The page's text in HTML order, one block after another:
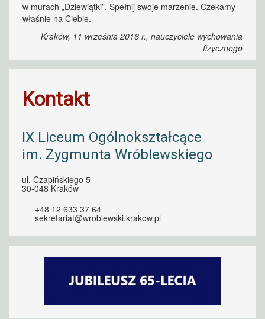
w murach „Dziewiątki”. Spełnij swoje marzenie. Czekamy
właśnie na Ciebie.
Kraków, 11 września 2016 r., nauczyciele wychowania
fizycznego
Kontakt
IX Liceum Ogólnokształcące
im. Zygmunta Wróblewskiego
ul. Czapińskiego 5
30-048 Kraków
+48 12 633 37 64
sekretariat@wroblewski.krakow.pl